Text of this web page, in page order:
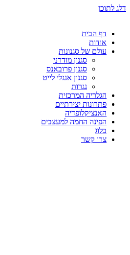
דלג לתוכן
דף הבית
אודות
עולם של סגנונות
סגנון מודרני
סגנון פרובאנס
סגנון אנגלי לייט
נגרות
הגלריה המרכזית
פתרונות יצירתיים
האנציקלופדיה
הפינה החמה למעצבים
בלוג
צרו קשר